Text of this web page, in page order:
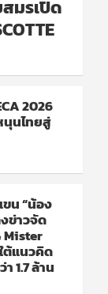
มรเปิด
2026
นุนไทยสู่
น “น้อง
ข่าวจัด
Mister
ต้แนวคิด
1.7 ล้าน